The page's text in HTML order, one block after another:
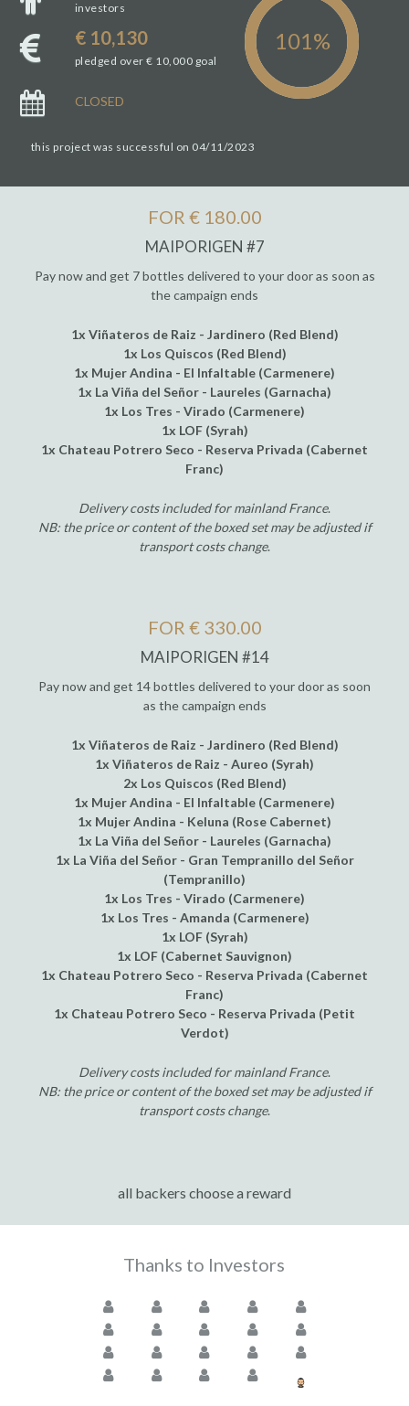
investors
€ 10,130
pledged over € 10,000 goal
CLOSED
this project was successful on 04/11/2023
FOR € 180.00
MAIPORIGEN #7
Pay now and get 7 bottles delivered to your door as soon as
the campaign ends
1x Viñateros de Raiz - Jardinero (Red Blend)
1x Los Quiscos (Red Blend)
1x Mujer Andina - El Infaltable (Carmenere)
1x La Viña del Señor - Laureles (Garnacha)
1x Los Tres - Virado (Carmenere)
1x LOF (Syrah)
1x Chateau Potrero Seco - Reserva Privada (Cabernet
Franc)
Delivery costs included for mainland France.
NB: the price or content of the boxed set may be adjusted if
transport costs change.
FOR € 330.00
MAIPORIGEN #14
Pay now and get 14 bottles delivered to your door as soon
as the campaign ends
1x Viñateros de Raiz - Jardinero (Red Blend)
1x Viñateros de Raiz - Aureo (Syrah)
2x Los Quiscos (Red Blend)
1x Mujer Andina - El Infaltable (Carmenere)
1x Mujer Andina - Keluna (Rose Cabernet)
1x La Viña del Señor - Laureles (Garnacha)
1x La Viña del Señor - Gran Tempranillo del Señor
(Tempranillo)
1x Los Tres - Virado (Carmenere)
1x Los Tres - Amanda (Carmenere)
1x LOF (Syrah)
1x LOF (Cabernet Sauvignon)
1x Chateau Potrero Seco - Reserva Privada (Cabernet
Franc)
1x Chateau Potrero Seco - Reserva Privada (Petit
Verdot)
Delivery costs included for mainland France.
NB: the price or content of the boxed set may be adjusted if
transport costs change.
all backers choose a reward
Thanks to Investors